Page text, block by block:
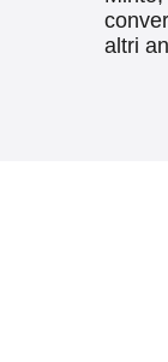
altri